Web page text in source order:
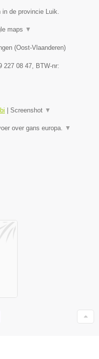
de provincie Luik.
maps ▼
(Oost-Vlaanderen)
227 08 47 , BTW-nr:
| Screenshot ▼
over gans europa. ▼